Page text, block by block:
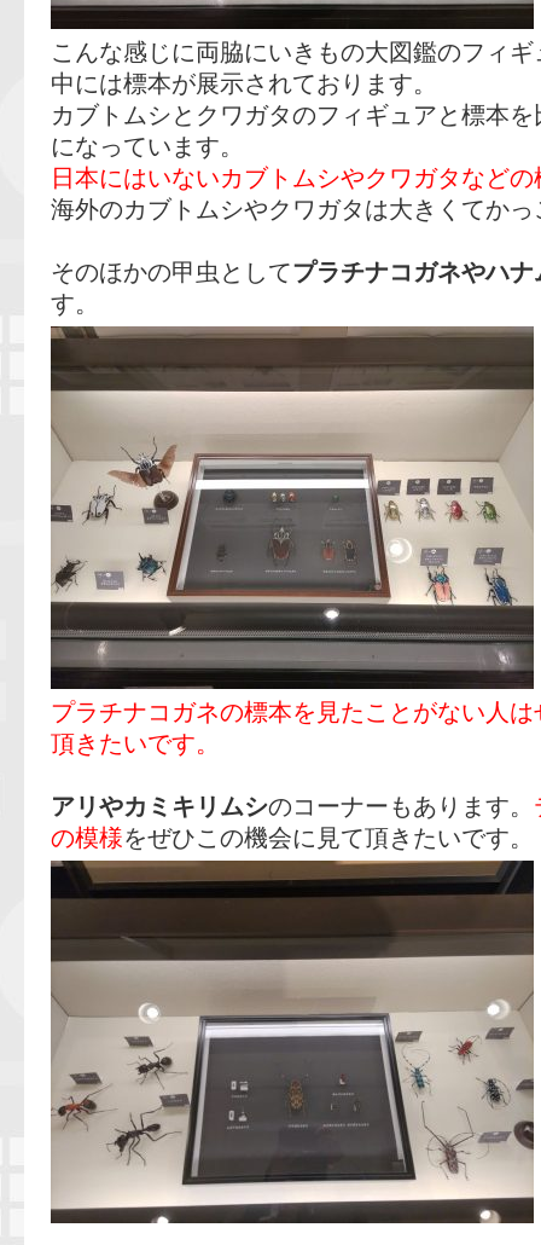
こんな感じに両脇にいきもの大図鑑のフィ
中には標本が展示されております。
カブトムシとクワガタのフィギュアと標本
になっています。
日本にはいないカブトムシやクワガタなど
海外のカブトムシやクワガタは大きくてか
そのほかの甲虫としてプラチナコガネやハナ
す。
プラチナコガネの標本を見たことがない人
頂きたいです。
アリやカミキリムシのコーナーもあります。
の模様をぜひこの機会に見て頂きたいです。